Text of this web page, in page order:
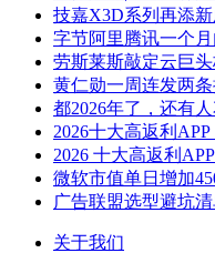
技嘉X3D系列再添
字节阿里腾讯一个
劳斯莱斯敲定云巨
黄仁勋一周连发两
都2026年了，还有
2026十大高返利
2026 十大高返利
微软市值单日增加
广告联盟选型避坑
关于我们